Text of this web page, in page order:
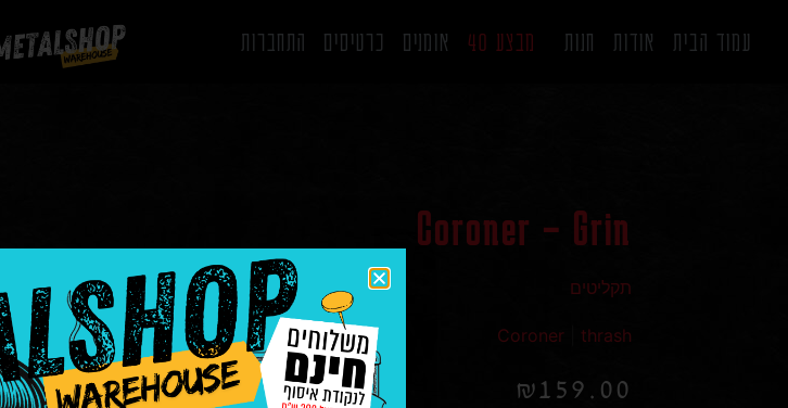
עמוד הבית אודות חנות מבצע 40 אומנים כרטיסים התחברות
Coroner – Grin
תקליטים
Coroner| thrash
₪159.00